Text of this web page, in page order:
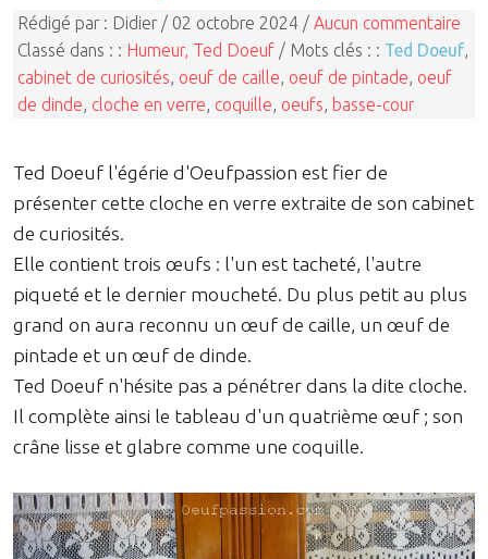
Rédigé par : Didier / 02 octobre 2024 / Aucun commentaire
Classé dans : : Humeur, Ted Doeuf / Mots clés : : Ted Doeuf,
cabinet de curiosités, oeuf de caille, oeuf de pintade, oeuf
de dinde, cloche en verre, coquille, oeufs, basse-cour
Ted Doeuf l'égérie d'Oeufpassion est fier de
présenter cette cloche en verre extraite de son cabinet
de curiosités.
Elle contient trois œufs : l'un est tacheté, l'autre
piqueté et le dernier moucheté. Du plus petit au plus
grand on aura reconnu un œuf de caille, un œuf de
pintade et un œuf de dinde.
Ted Doeuf n'hésite pas a pénétrer dans la dite cloche.
Il complète ainsi le tableau d'un quatrième œuf ; son
crâne lisse et glabre comme une coquille.